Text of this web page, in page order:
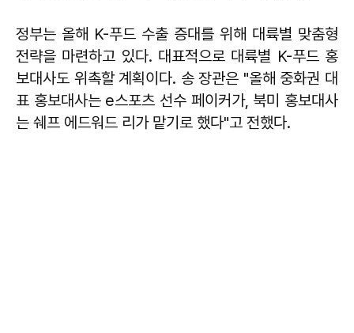
정부는 올해 K-푸드 수출 증대를 위해 대륙별 맞춤형
전략을 마련하고 있다. 대표적으로 대륙별 K-푸드 홍
보대사도 위촉할 계획이다. 송 장관은 "올해 중화권 대
표 홍보대사는 e스포츠 선수 페이커가, 북미 홍보대사
는 쉐프 에드워드 리가 맡기로 했다"고 전했다.